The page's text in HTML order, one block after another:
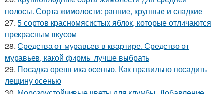
полосы. Сорта жимолости: ранние, крупные и сладкие
27. 5 сортов красномясистых яблок, которые отличаются
прекрасным вкусом
28. Средства от муравьев в квартире. Средство от
муравьев, какой фирмы лучше выбрать
29. Посадка орешника осенью. Как правильно посадить
лещину осенью